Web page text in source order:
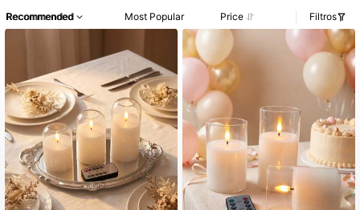
Recommended Most Popular Price Filtros